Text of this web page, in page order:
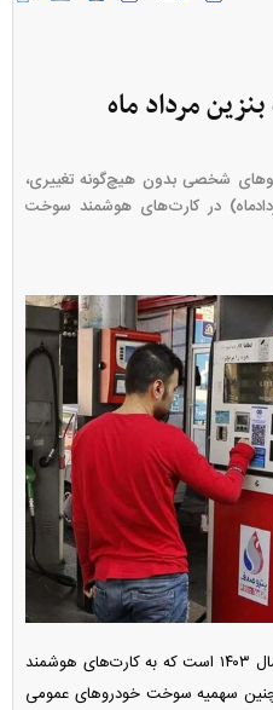
مرداد ماه
شخصی بدون هیچ‌گونه تغییری،
در کارت‌های هوشمند سوخت
این پنجمین سهمیه ماهانه سال ۱۴۰۳ است که به کارت‌های هوشمند
سهمیه سوخت خودرو‌های عمومی